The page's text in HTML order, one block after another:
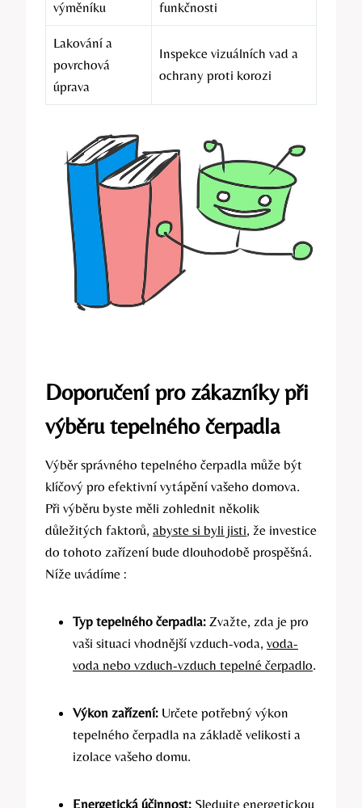
výměníku funkčnosti
Lakování a
povrchová
úprava
Inspekce vizuálních vad a
ochrany proti korozi
Doporučení pro zákazníky při
výběru tepelného čerpadla
Výběr správného tepelného čerpadla může být
klíčový pro efektivní vytápění vašeho domova.
Při výběru byste měli zohlednit několik
důležitých faktorů, abyste si byli jisti, že investice
do tohoto zařízení bude dlouhodobě prospěšná.
Níže uvádíme :
Typ tepelného čerpadla: Zvažte, zda je pro
vaši situaci vhodnější vzduch-voda, voda-
voda nebo vzduch-vzduch tepelné čerpadlo.
Výkon zařízení: Určete potřebný výkon
tepelného čerpadla na základě velikosti a
izolace vašeho domu.
Energetická účinnost: Sledujte energetickou